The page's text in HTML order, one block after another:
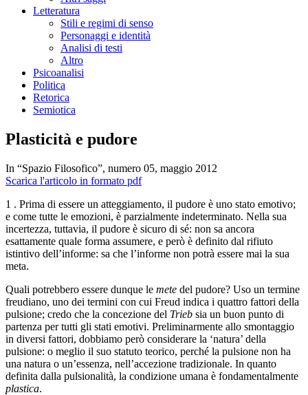
Letteratura
Stili e regimi di senso
Personaggi e identità
Analisi di testi
Altro
Psicoanalisi
Politica
Retorica
Semiotica
Plasticità e pudore
In “Spazio Filosofico”, numero 05, maggio 2012
Scarica l'articolo in formato pdf
1 . Prima di essere un atteggiamento, il pudore è uno stato emotivo;
e come tutte le emozioni, è parzialmente indeterminato. Nella sua
incertezza, tuttavia, il pudore è sicuro di sé: non sa ancora
esattamente quale forma assumere, e però è definito dal rifiuto
istintivo dell’informe: sa che l’informe non potrà essere mai la sua
meta.
Quali potrebbero essere dunque le mete del pudore? Uso un termine
freudiano, uno dei termini con cui Freud indica i quattro fattori della
pulsione; credo che la concezione del Trieb sia un buon punto di
partenza per tutti gli stati emotivi. Preliminarmente allo smontaggio
in diversi fattori, dobbiamo però considerare la ‘natura’ della
pulsione: o meglio il suo statuto teorico, perché la pulsione non ha
una natura o un’essenza, nell’accezione tradizionale. In quanto
definita dalla pulsionalità, la condizione umana è fondamentalmente
plastica.